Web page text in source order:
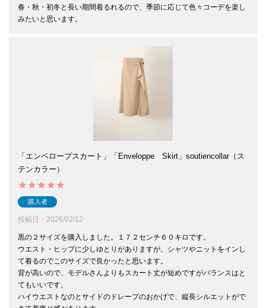
春・秋・初冬と長い期間着るれるので、季節に応じて色々コーデを楽し
みたいと思います。
「エンベロープスカート」「Enveloppe Skirt」soutiencollar（ス
テンカラー）
購入者
投稿日 2026/02/12
黒の２サイズを購入しました。１７２センチ６０キロです。
ウエスト・ヒップに少しゆとりがありますが、シャツやニットをインし
て着るのでこのサイズで良かったと思います。
背が高いので、モデルさんよりもスカート丈が短めですがバランスはと
てもいいです。
ハイウエストなのとサイドのドレープのおかげで、縦長シルエットがで